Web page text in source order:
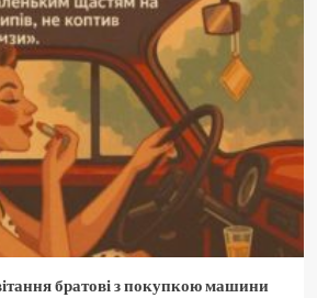
братові з покупкою машини